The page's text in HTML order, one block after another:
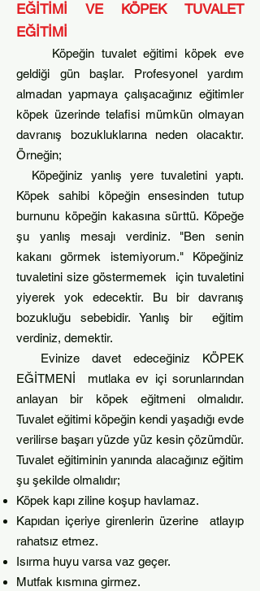
EĞİTİMİ VE KÖPEK TUVALET
EĞİTİMİ
Köpeğin tuvalet eğitimi köpek eve
geldiği gün başlar. Profesyonel yardım
almadan yapmaya çalışacağınız eğitimler
köpek üzerinde telafisi mümkün olmayan
davranış bozukluklarına neden olacaktır.
Örneğin;
Köpeğiniz yanlış yere tuvaletini yaptı.
Köpek sahibi köpeğin ensesinden tutup
burnunu köpeğin kakasına sürttü. Köpeğe
şu yanlış mesajı verdiniz. "Ben senin
kakanı görmek istemiyorum." Köpeğiniz
tuvaletini size göstermemek için tuvaletini
yiyerek yok edecektir. Bu bir davranış
bozukluğu sebebidir. Yanlış bir eğitim
verdiniz, demektir.
Evinize davet edeceğiniz KÖPEK
EĞİTMENİ mutlaka ev içi sorunlarından
anlayan bir köpek eğitmeni olmalıdır.
Tuvalet eğitimi köpeğin kendi yaşadığı evde
verilirse başarı yüzde yüz kesin çözümdür.
Tuvalet eğitiminin yanında alacağınız eğitim
şu şekilde olmalıdır;
Köpek kapı ziline koşup havlamaz.
Kapıdan içeriye girenlerin üzerine atlayıp
rahatsız etmez.
Isırma huyu varsa vaz geçer.
Mutfak kısmına girmez.